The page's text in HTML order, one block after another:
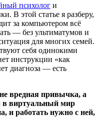
психолог и
В этой статье я разберу,
за компьютером всё
— без ультиматумов и
для многих семей.
себя одинокими
инструкции «как
диагноза — есть
вредная привычка, а
в виртуальный мир
и работать нужно с ней,